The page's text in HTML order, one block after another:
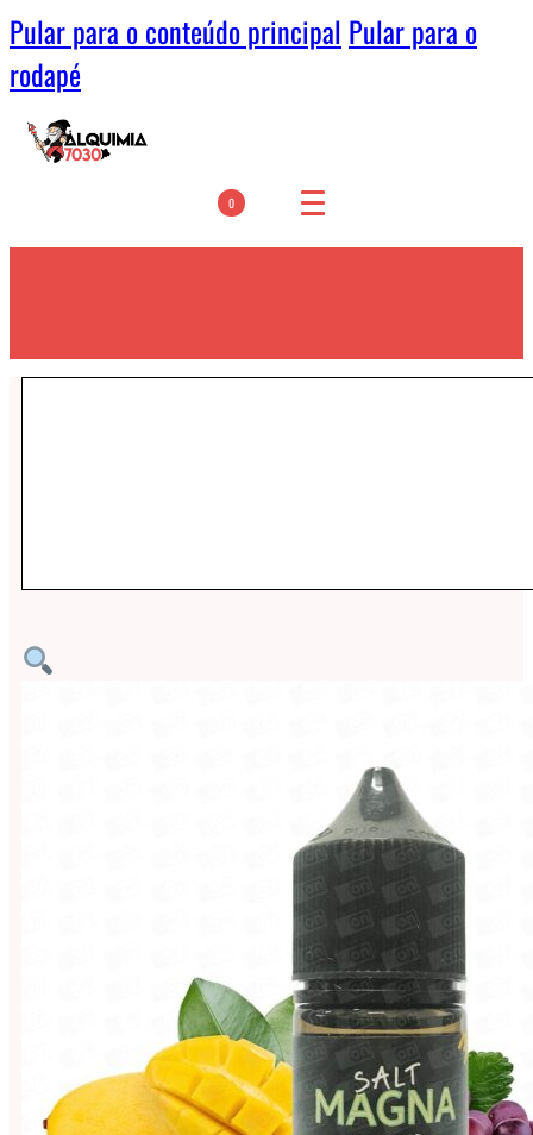
Pular para o conteúdo principal Pular para o
rodapé
0